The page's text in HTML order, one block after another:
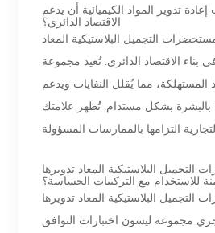
تدوير المواد الكيميائية أن يدعم
الاقتصاد الدائري؟
التجميل البلاستيكية المعاد
بناء الاقتصاد الدائري. تُعيد مجموعة
المستهلكة، مما يُقلل النفايات ويدعم
بالبشرة بشكل مستدام. تُظهر علامتك
البلاستيكية المعاد تدويرها
للاستخدام مع التركيبات الحساسة؟
البلاستيكية المعاد تدويرها
مجموعة ليسون اختبارات التوافق